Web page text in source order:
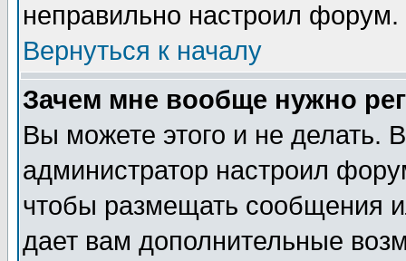
неправильно настроил форум.
Вернуться к началу
Зачем мне вообще нужно
Вы можете этого и не делать.
администратор настроил
чтобы размещать сообщения
дает вам дополнительные